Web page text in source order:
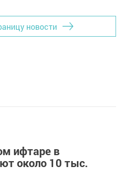
новости
ифтаре в
около 10 тыс.